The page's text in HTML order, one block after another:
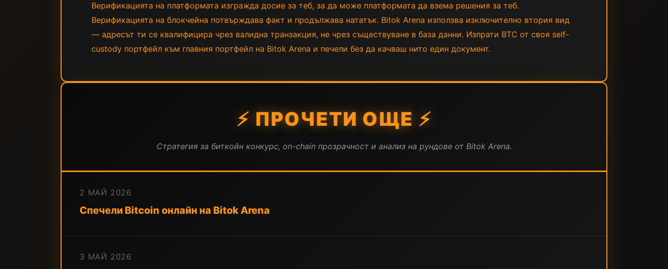
Верификацията на платформата изгражда досие за теб, за да може платформата да взема решения за теб.
Верификацията на блокчейна потвърждава факт и продължава нататък. Bitok Arena използва изключително втория вид
— адресът ти се квалифицира чрез валидна транзакция, не чрез съществуване в база данни. Изпрати BTC от своя self-
custody портфейл към главния портфейл на Bitok Arena и печели без да качваш нито един документ.
⚡ ПРОЧЕТИ ОЩЕ ⚡
Стратегия за биткойн конкурс, on-chain прозрачност и анализ на рундове от Bitok Arena.
2 МАЙ 2026
Спечели Bitcoin онлайн на Bitok Arena
3 МАЙ 2026